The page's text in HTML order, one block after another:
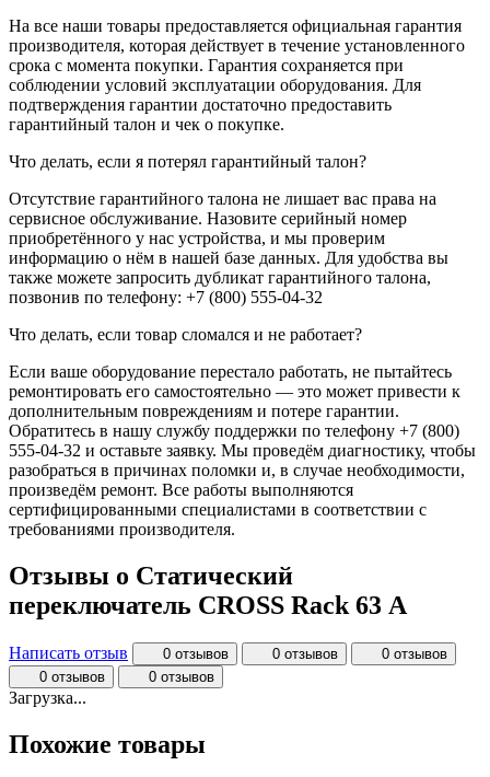
На все наши товары предоставляется официальная гарантия
производителя, которая действует в течение установленного
срока с момента покупки. Гарантия сохраняется при
соблюдении условий эксплуатации оборудования. Для
подтверждения гарантии достаточно предоставить
гарантийный талон и чек о покупке.
Что делать, если я потерял гарантийный талон?
Отсутствие гарантийного талона не лишает вас права на
сервисное обслуживание. Назовите серийный номер
приобретённого у нас устройства, и мы проверим
информацию о нём в нашей базе данных. Для удобства вы
также можете запросить дубликат гарантийного талона,
позвонив по телефону: +7 (800) 555-04-32
Что делать, если товар сломался и не работает?
Если ваше оборудование перестало работать, не пытайтесь
ремонтировать его самостоятельно — это может привести к
дополнительным повреждениям и потере гарантии.
Обратитесь в нашу службу поддержки по телефону +7 (800)
555-04-32 и оставьте заявку. Мы проведём диагностику, чтобы
разобраться в причинах поломки и, в случае необходимости,
произведём ремонт. Все работы выполняются
сертифицированными специалистами в соответствии с
требованиями производителя.
Отзывы о Статический
переключатель CROSS Rack 63 А
Написать отзыв 0 отзывов 0 отзывов
0 отзывов
0 отзывов
0 отзывов
Загрузка...
Похожие товары